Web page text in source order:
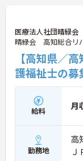
医療法人社団晴緑
晴緑会 高知総合リ
【高知県／
護福祉士の募
給料 月
勤務地
高